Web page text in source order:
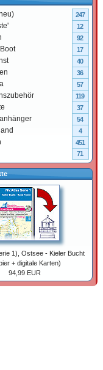
247
12
92
17
40
36
57
119
37
54
4
451
71
1), Ostsee - Kieler Bucht
+ digitale Karten)
94,99 EUR